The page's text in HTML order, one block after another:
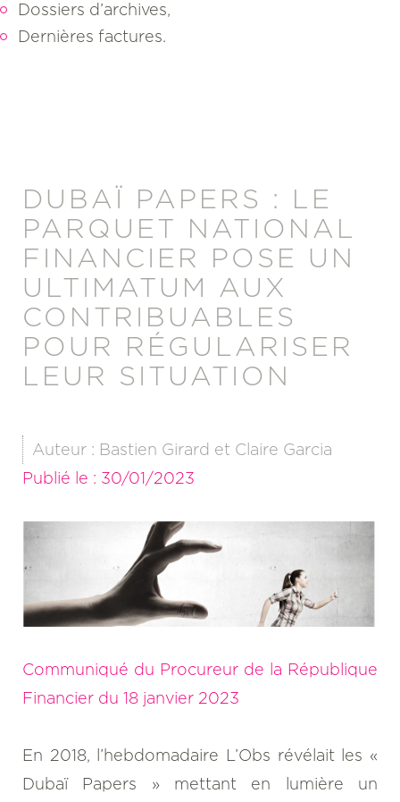
Dossiers d’archives,
Dernières factures.
DUBAÏ PAPERS : LE
PARQUET NATIONAL
FINANCIER POSE UN
ULTIMATUM AUX
CONTRIBUABLES
POUR RÉGULARISER
LEUR SITUATION
Auteur : Bastien Girard et Claire Garcia
Publié le : 30/01/2023
Communiqué du Procureur de la République
Financier du 18 janvier 2023
En 2018, l’hebdomadaire L’Obs révélait les «
Dubaï Papers » mettant en lumière un